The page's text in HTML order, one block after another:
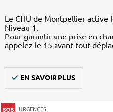
Le CHU de Montpellier active
Niveau 1.
Pour garantir une prise en
appelez le 15 avant tout
EN SAVOIR PLUS
URGENCES